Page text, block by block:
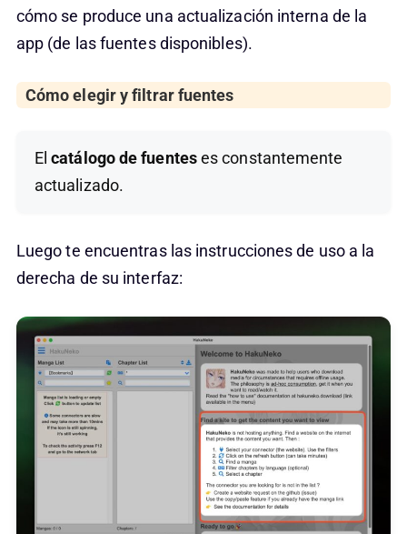
cómo se produce una actualización interna de la
app (de las fuentes disponibles).
Cómo elegir y filtrar fuentes
Elcatálogo de fuenteses constantemente
actualizado.
Luego te encuentras las instrucciones de uso a la
derecha de su interfaz: